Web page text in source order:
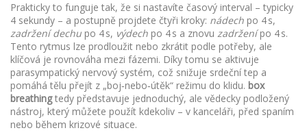
Prakticky to funguje tak, že si nastavíte časový interval – typicky
4 sekundy – a postupně projdete čtyři kroky: nádech po 4 s,
zadržení dechu po 4 s, výdech po 4 s a znovu zadrženípo 4 s.
Tento rytmus lze prodloužit nebo zkrátit podle potřeby, ale
klíčová je rovnováha mezi fázemi. Díky tomu se aktivuje
parasympatický nervový systém, což snižuje srdeční tep a
pomáhá tělu přejít z „boj‑nebo‑útěk“ režimu do klidu. box
breathingtedy představuje jednoduchý, ale vědecky podložený
nástroj, který můžete použít kdekoliv – v kanceláři, před spaním
nebo během krizové situace.